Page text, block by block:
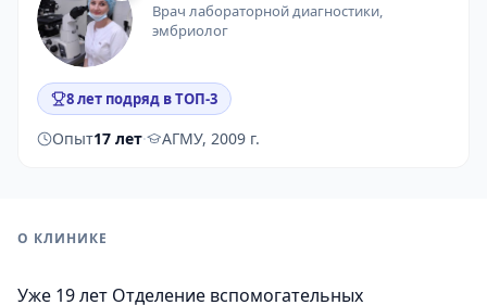
врач лабораторной диагностики,
эмбриолог
8 лет подряд в ТОП-3
Опыт17 лет· АГМУ, 2009 г.
О КЛИНИКЕ
Уже 19 лет Отделение вспомогательных